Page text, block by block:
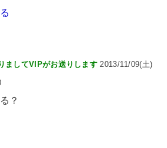
ましてVIPがお送りします 2013/11/09(土)
？